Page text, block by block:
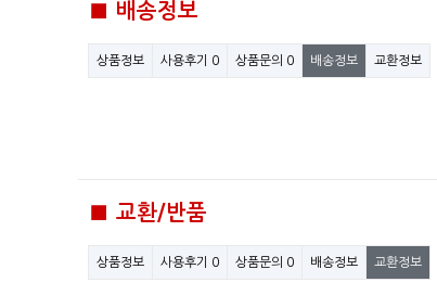
■ 배송정보
상품정보 사용후기 0 상품문의 0 배송정보 교환정보
■ 교환/반품
상품정보 사용후기 0 상품문의 0 배송정보 교환정보